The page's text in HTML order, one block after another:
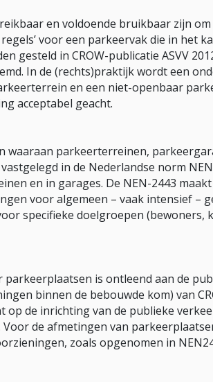
en voldoende bruikbaar zijn
voor een parkeervak die in het
gesteld in CROW-publicatie ASVV
In de (rechts)praktijk wordt een
en een niet-openbaar
acceptabel geacht.
waaraan parkeerterreinen,
in de Nederlandse norm
en in garages. De NEN-2443
voor algemeen – vaak intensief –
specifieke doelgroepen (bewoners,
is ontleend aan de
binnen de bebouwde kom) van
op de inrichting van de publieke
de afmetingen van
zoals opgenomen in